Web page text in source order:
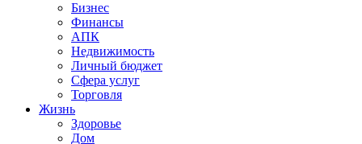
Бизнес
Финансы
АПК
Недвижимость
Личный бюджет
Сфера услуг
Торговля
Жизнь
Здоровье
Дом